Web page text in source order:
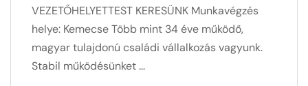
VEZETŐHELYETTEST KERESÜNK Munkavégzés
helye: Kemecse Több mint 34 éve működő,
magyar tulajdonú családi vállalkozás vagyunk.
Stabil működésünket ...